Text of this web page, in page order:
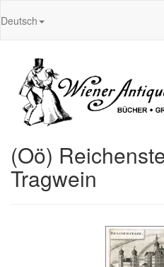
Deutsch
(Oö)
Tragwein